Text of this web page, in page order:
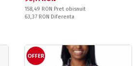
Pret obisnuit:
158,49 RON Pret obisnuit
Спестявате:
63,37 RON Diferenta
OFFER